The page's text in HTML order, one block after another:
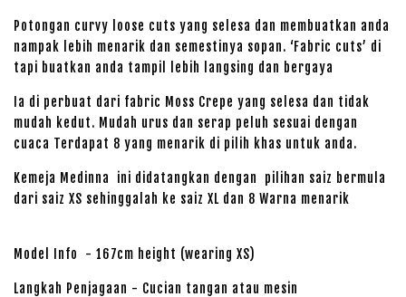
Potongan curvy loose cuts yang selesa dan membuatkan anda
nampak lebih menarik dan semestinya sopan. ‘Fabric cuts’ di
tapi buatkan anda tampil lebih langsing dan bergaya
Ia di perbuat dari fabric Moss Crepe yang selesa dan tidak
mudah kedut. Mudah urus dan serap peluh sesuai dengan
cuaca Terdapat 8 yang menarik di pilih khas untuk anda.
Kemeja Medinna ini didatangkan dengan pilihan saiz bermula
dari saiz XS sehinggalah ke saiz XL dan 8 Warna menarik
Model Info - 167cm height (wearing XS)
Langkah Penjagaan - Cucian tangan atau mesin